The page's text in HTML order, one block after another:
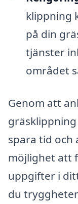
klippning
på din
tjänster
området
Genom att
spara tid och
möjlighet att
uppgifter i
du